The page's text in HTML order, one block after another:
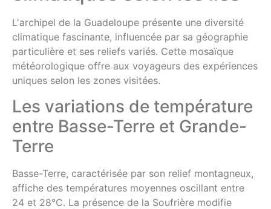
L'archipel de la Guadeloupe présente une diversité
climatique fascinante, influencée par sa géographie
particulière et ses reliefs variés. Cette mosaïque
météorologique offre aux voyageurs des expériences
uniques selon les zones visitées.
Les variations de température
entre Basse-Terre et Grande-
Terre
Basse-Terre, caractérisée par son relief montagneux,
affiche des températures moyennes oscillant entre
24 et 28°C. La présence de la Soufrière modifie